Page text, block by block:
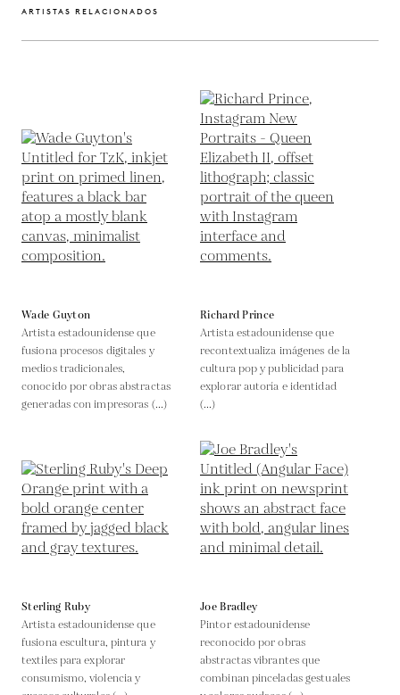
ARTISTAS RELACIONADOS
Wade Guyton
Artista estadounidense que
fusiona procesos digitales y
medios tradicionales,
conocido por obras abstractas
generadas con impresoras (...)
Richard Prince
Artista estadounidense que
recontextualiza imágenes de la
cultura pop y publicidad para
explorar autoría e identidad
(...)
Sterling Ruby
Artista estadounidense que
fusiona escultura, pintura y
textiles para explorar
consumismo, violencia y
Joe Bradley
Pintor estadounidense
reconocido por obras
abstractas vibrantes que
combinan pinceladas gestuales